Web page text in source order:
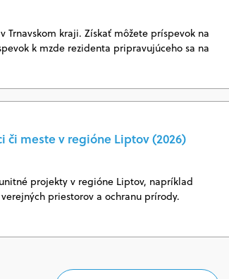
kraji. Získať môžete príspevok na
k mzde rezidenta pripravujúceho sa na
meste v regióne Liptov (2026)
projekty v regióne Liptov, napríklad
priestorov a ochranu prírody.